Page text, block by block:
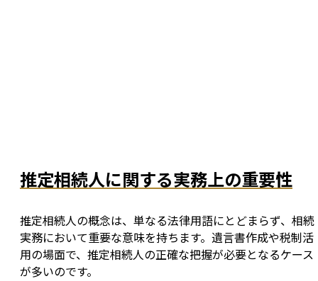
推定相続人に関する実務上の重要性
推定相続人の概念は、単なる法律用語にとどまらず、相続
実務において重要な意味を持ちます。遺言書作成や税制活
用の場面で、推定相続人の正確な把握が必要となるケース
が多いのです。